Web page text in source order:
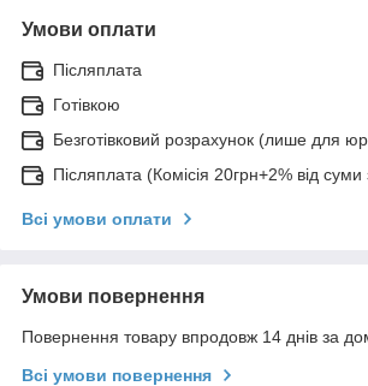
Умови оплати
Післяплата
Готівкою
Безготівковий розрахунок (лише для
Післяплата (Комісія 20грн+2% від
Всі умови оплати
Умови повернення
Повернення товару впродовж 14 днів за
Всі умови повернення